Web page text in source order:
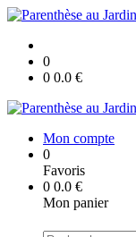
0
0 0.0 €
Mon compte
0
Favoris
0 0.0 €
Mon panier